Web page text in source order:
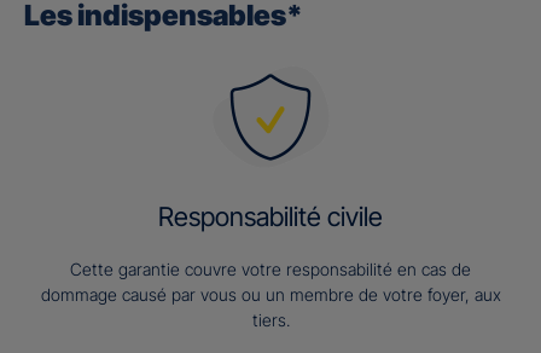
Les indispensables*
Responsabilité civile
Cette garantie couvre votre responsabilité en cas de
dommage causé par vous ou un membre de votre foyer, aux
tiers.